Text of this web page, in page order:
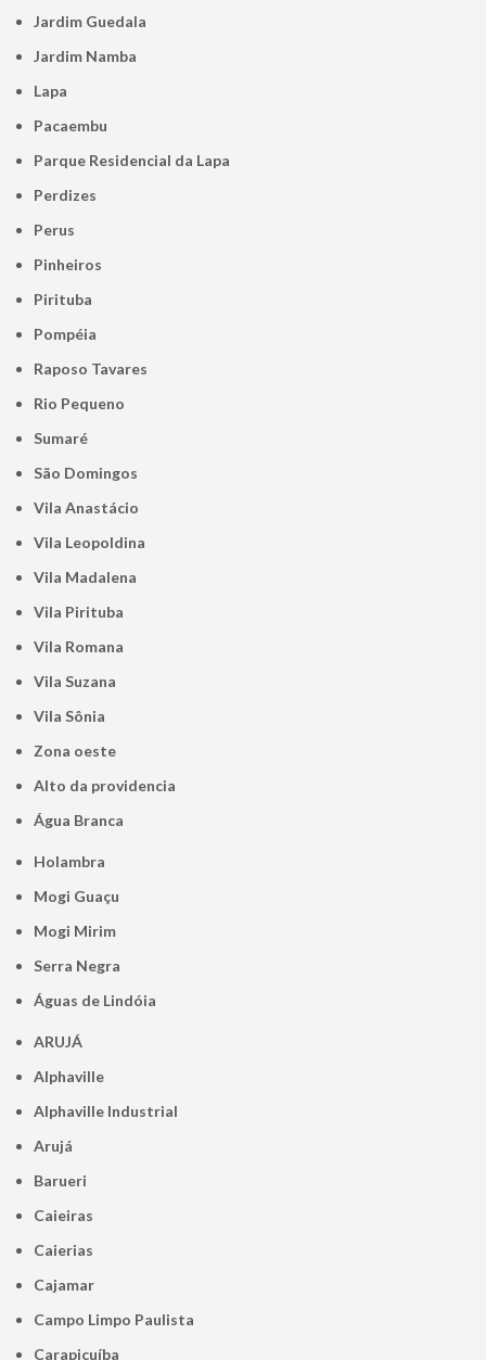
Jardim Guedala
Jardim Namba
Lapa
Pacaembu
Parque Residencial da Lapa
Perdizes
Perus
Pinheiros
Pirituba
Pompéia
Raposo Tavares
Rio Pequeno
Sumaré
São Domingos
Vila Anastácio
Vila Leopoldina
Vila Madalena
Vila Pirituba
Vila Romana
Vila Suzana
Vila Sônia
Zona oeste
alto da providencia
Água Branca
Holambra
Mogi Guaçu
Mogi Mirim
Serra Negra
Águas de Lindóia
ARUJÁ
Alphaville
Alphaville Industrial
Arujá
Barueri
Caieiras
Caierias
Cajamar
Campo Limpo Paulista
Carapicuíba